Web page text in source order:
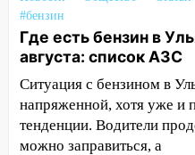
автоподставщиков
13:36 В Инзе
13:00
В суде
мужчины, которого
обвиняли в
животными
#бензин
Где есть бензин в
августа: список АЗС
Ситуация с бензином в
напряженной, хотя уже и
тенденции. Водители
можно заправиться, а